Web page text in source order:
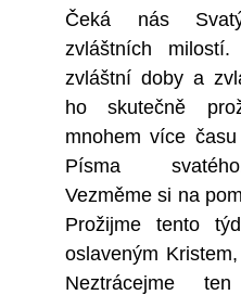
Čeká nás
zvláštních
zvláštní doby a
ho skutečně
mnohem více
Písma
Vezměme si na
Prožijme tento
oslaveným
Neztrácejme